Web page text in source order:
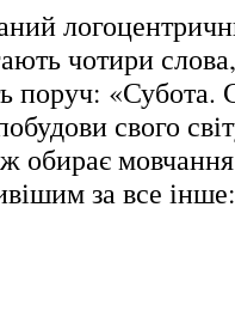
чотири
поруч: «Субота.
свого
обирає
за все